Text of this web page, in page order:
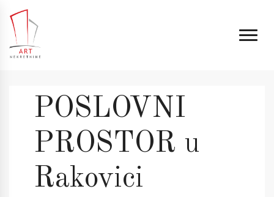
POSLOVNI
PROSTOR u
Rakovici